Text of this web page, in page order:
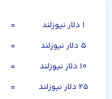
۱ دلار نیوزلند =
۵ دلار نیوزلند
=
۱۰ دلار نیوزلند
=
۲۵ دلار نیوزلند
=